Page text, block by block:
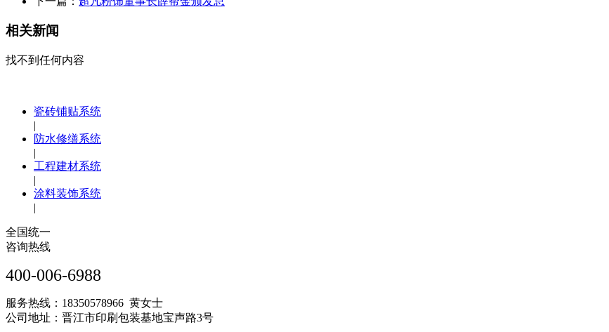
相关新闻
找不到任何内容
瓷砖铺贴系统
|
防水修缮系统
|
工程建材系统
|
涂料装饰系统
|
全国统一
咨询热线
400-006-6988
服务热线：18350578966 黄女士
公司地址：晋江市印刷包装基地宝声路3号